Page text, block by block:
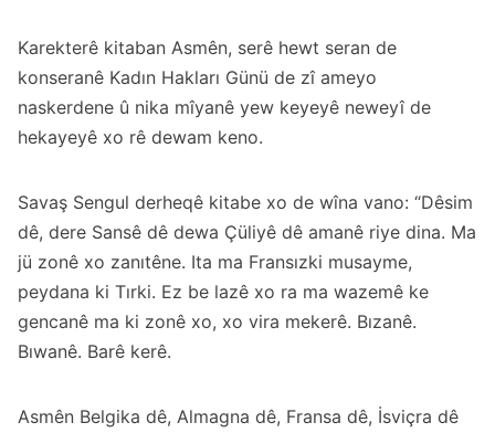
Karekterê kitaban Asmên, serê hewt seran de
konseranê Kadın Hakları Günü de zî ameyo
naskerdene û nika mîyanê yew keyeyê neweyî de
hekayeyê xo rê dewam keno.
Savaş Sengul derheqê kitabe xo de wîna vano: “Dêsim
dê, dere Sansê dê dewa Çüliyê dê amanê riye dina. Ma
jü zonê xo zanıtêne. Ita ma Fransızki musayme,
peydana ki Tırki. Ez be lazê xo ra ma wazemê ke
gencanê ma ki zonê xo, xo vira mekerê. Bızanê.
Bıwanê. Barê kerê.
Asmên Belgika dê, Almagna dê, Fransa dê, İsviçra dê